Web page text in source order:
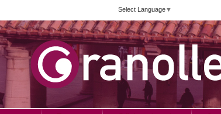
Vés
al
contingut
Select Language▼